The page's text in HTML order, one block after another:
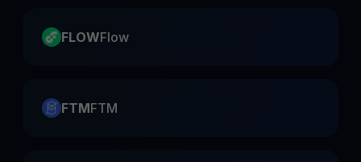
FLOWFlow
FTMFTM